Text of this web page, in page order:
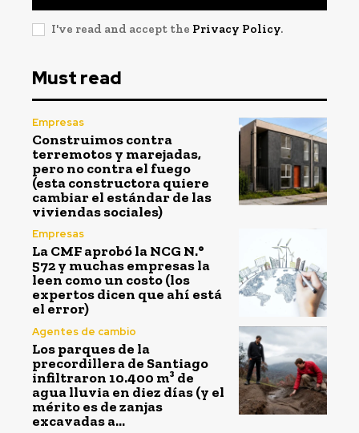
I've read and accept the Privacy Policy.
Must read
Empresas
Construimos contra
terremotos y marejadas,
pero no contra el fuego
(esta constructora quiere
cambiar el estándar de las
viviendas sociales)
Empresas
La CMF aprobó la NCG N.°
572 y muchas empresas la
leen como un costo (los
expertos dicen que ahí está
el error)
Agentes de cambio
Los parques de la
precordillera de Santiago
infiltraron 10.400 m³ de
agua lluvia en diez días (y el
mérito es de zanjas
excavadas a...